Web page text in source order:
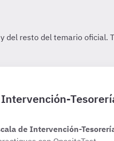
de Intervención-